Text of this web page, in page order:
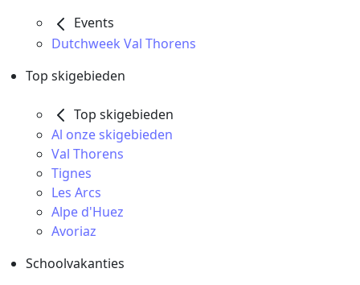
Events
Dutchweek Val Thorens
Top skigebieden
Top skigebieden
Al onze skigebieden
Val Thorens
Tignes
Les Arcs
Alpe d'Huez
Avoriaz
Schoolvakanties